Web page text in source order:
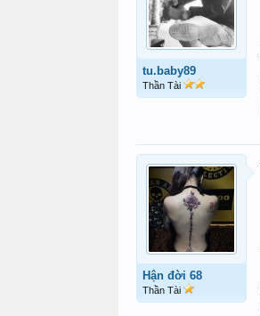
tu.baby89
Thần Tài
Hận đời 68
Thần Tài